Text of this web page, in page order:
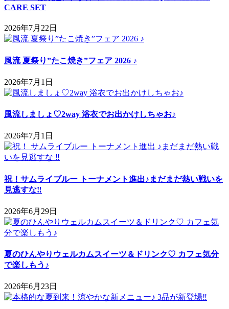
CARE SET
2026年7月22日
風流 夏祭り”たこ焼き”フェア 2026 ♪
2026年7月1日
風流しましょ♡2way 浴衣でお出かけしちゃお♪
2026年7月1日
祝！サムライブルー トーナメント進出♪まだまだ熱い戦いを
見逃すな‼
2026年6月29日
夏のひんやりウェルカムスイーツ＆ドリンク♡ カフェ気分
で楽しもう♪
2026年6月23日